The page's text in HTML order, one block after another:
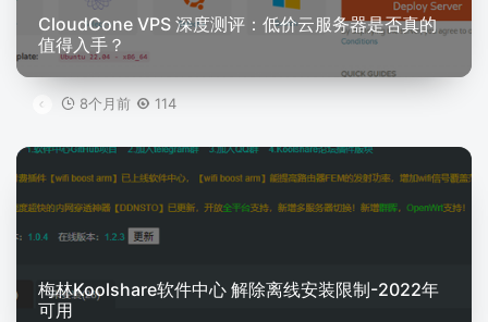
CloudCone VPS 深度测评：低价云服务器是否真的
值得入手？
8个月前 114
梅林Koolshare软件中心 解除离线安装限制-2022年
可用